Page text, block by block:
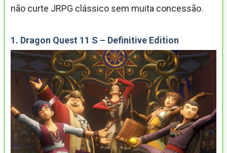
não curte JRPG clássico sem muita concessão.
1. Dragon Quest 11 S – Definitive Edition